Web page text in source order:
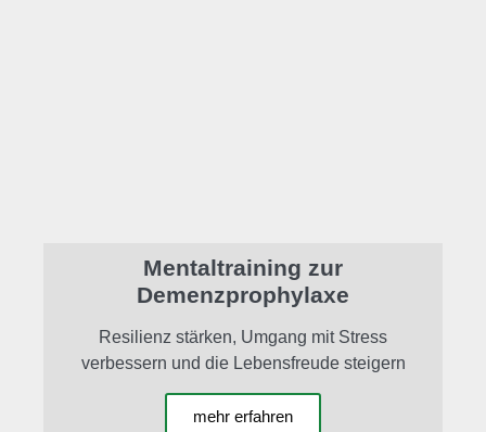
Mentaltraining zur
Demenzprophylaxe
Resilienz stärken, Umgang mit Stress
verbessern und die Lebensfreude steigern
mehr erfahren